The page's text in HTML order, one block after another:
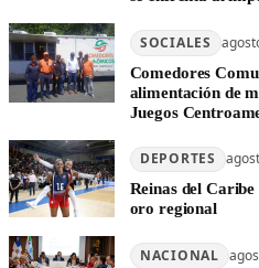
SOCIALES
Comedores
alimentación de
Juegos
DEPORTES
Reinas del
oro regional
NACIONAL